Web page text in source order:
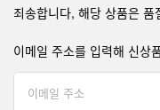
죄송합니다, 해당 상품은 품
이메일 주소를 입력해 신상